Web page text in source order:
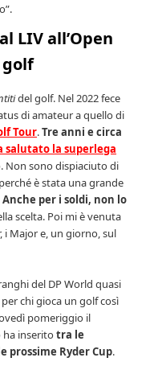
LIV all’Open
golf
del golf. Nel 2022 fece
di amateur a quello di
Tour.Tre anni e circa
salutato la superlega
Non sono dispiaciuto di
è stata una grande
Anche per i soldi, non lo
scelta. Poi mi è venuta
i Major e, un giorno, sul
del DP World quasi
chi gioca un golf così
pomeriggio il
ha inseritotra le
prossime Ryder Cup.